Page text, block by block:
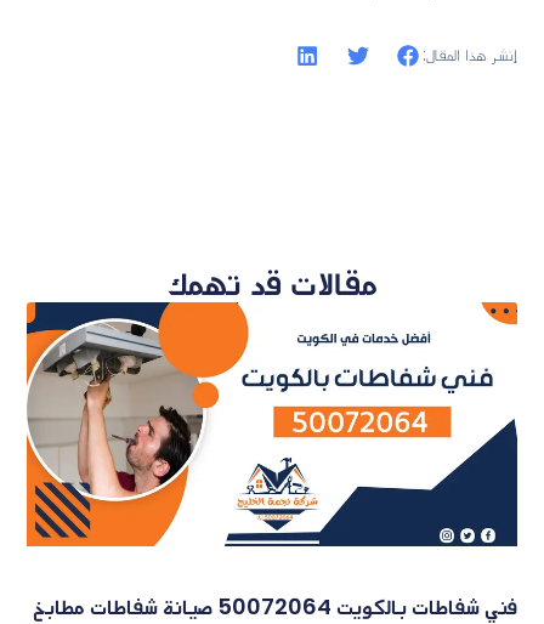
إنشر هذا المقال:
مقالات قد تهمك
فني شفاطات بالكويت 50072064 صيانة شفاطات مطابخ